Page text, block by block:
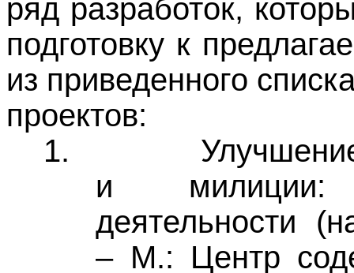
ряд разработок,
подготовку к
из приведенного
проектов:
1.
и милиции:
деятельности
– М.: Центр